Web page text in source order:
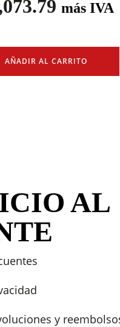
más IVA
AÑADIR AL CARRITO
AL
y